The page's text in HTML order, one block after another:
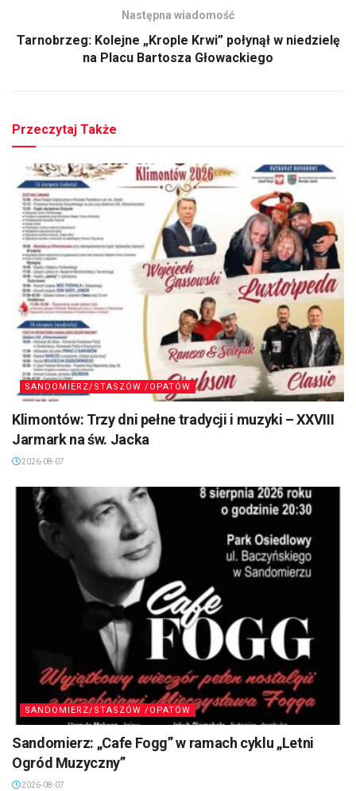
Następna wiadomość
Tarnobrzeg: Kolejne „Krople Krwi” połynął w niedzielę
na Placu Bartosza Głowackiego
Przeczytaj Także
SANDOMIERZ/STASZÓW /OPATÓW
Klimontów: Trzy dni pełne tradycji i muzyki – XXVIII
Jarmark na św. Jacka
2026-08-07
SANDOMIERZ/STASZÓW /OPATÓW
Sandomierz: „Cafe Fogg” w ramach cyklu „Letni
Ogród Muzyczny”
2026-08-07